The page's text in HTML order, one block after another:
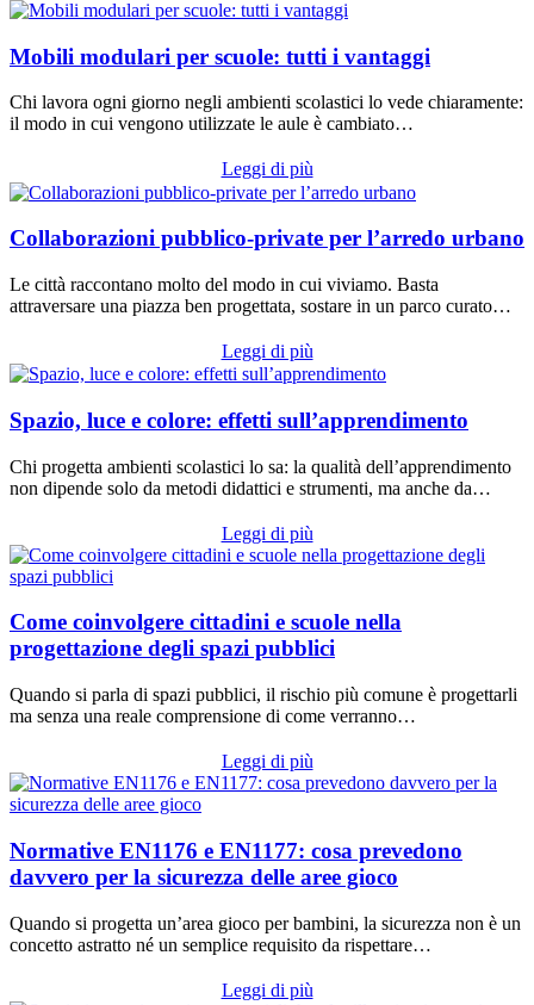
Mobili modulari per scuole: tutti i vantaggi
Chi lavora ogni giorno negli ambienti scolastici lo vede chiaramente:
il modo in cui vengono utilizzate le aule è cambiato…
Leggi di più
Collaborazioni pubblico-private per l’arredo urbano
Le città raccontano molto del modo in cui viviamo. Basta
attraversare una piazza ben progettata, sostare in un parco curato…
Leggi di più
Spazio, luce e colore: effetti sull’apprendimento
Chi progetta ambienti scolastici lo sa: la qualità dell’apprendimento
non dipende solo da metodi didattici e strumenti, ma anche da…
Leggi di più
Come coinvolgere cittadini e scuole nella
progettazione degli spazi pubblici
Quando si parla di spazi pubblici, il rischio più comune è progettarli
ma senza una reale comprensione di come verranno…
Leggi di più
Normative EN1176 e EN1177: cosa prevedono
davvero per la sicurezza delle aree gioco
Quando si progetta un’area gioco per bambini, la sicurezza non è un
concetto astratto né un semplice requisito da rispettare…
Leggi di più